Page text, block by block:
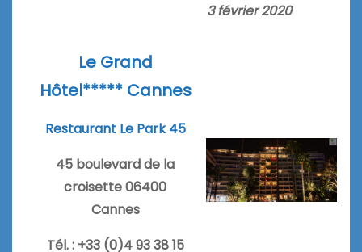
3 février 2020
Le Grand
Hôtel***** Cannes
Restaurant Le Park 45
45 boulevard de la
croisette 06400
Cannes
Tél. : +33 (0)4 93 38 15